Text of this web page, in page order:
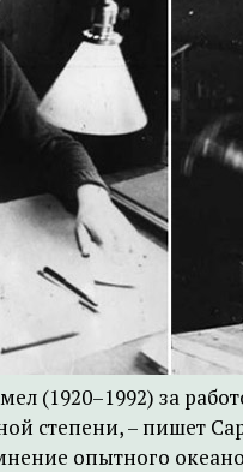
(1920–1992) за
степени, – пишет
опытного